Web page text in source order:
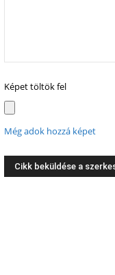
Képet töltök fel
Még adok hozzá képet